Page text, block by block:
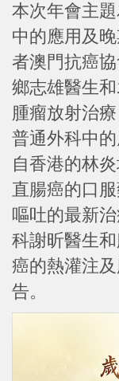
本次年會主
中的應用及
者澳門抗癌
鄉志雄醫生
腫瘤放射治
普通外科中
自香港的林
直腸癌的口
嘔吐的最新
科謝昕醫生
癌的熱灌注
告。